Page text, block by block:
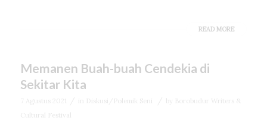
READ MORE
Memanen Buah-buah Cendekia di
Sekitar Kita
7 Agustus 2021 in Diskusi/Polemik Seni by
Borobudur Writers &
Cultural Festival